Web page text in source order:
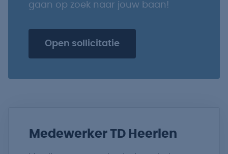
gaan op zoek naar jouw baan!
Open sollicitatie
Medewerker TD Heerlen